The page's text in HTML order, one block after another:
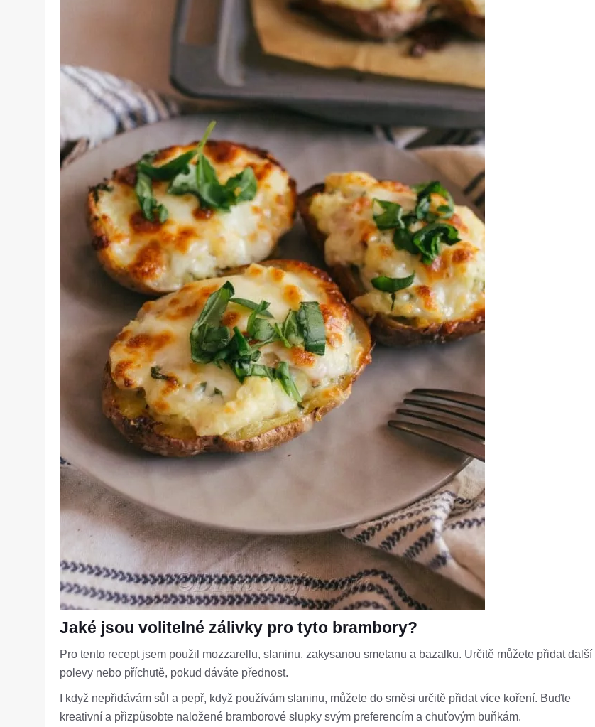
Jaké jsou volitelné zálivky pro tyto brambory?
Pro tento recept jsem použil mozzarellu, slaninu, zakysanou smetanu a bazalku. Určitě můžete přidat další
polevy nebo příchutě, pokud dáváte přednost.
I když nepřidávám sůl a pepř, když používám slaninu, můžete do směsi určitě přidat více koření. Buďte
kreativní a přizpůsobte naložené bramborové slupky svým preferencím a chuťovým buňkám.